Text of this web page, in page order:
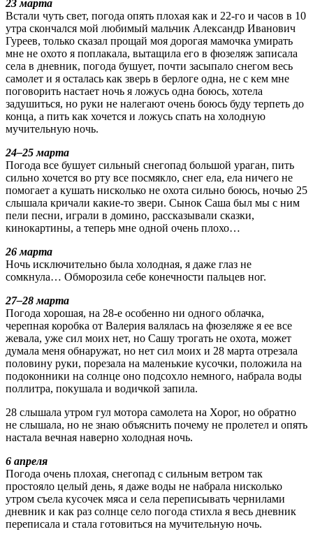
23 марта
Встали чуть свет, погода опять плохая как и 22-го и часов в 10
утра скончался мой любимый мальчик Александр Иванович
Гуреев, только сказал прощай моя дорогая мамочка умирать
мне не охото я поплакала, вытащила его в фюзеляж записала
села в дневник, погода бушует, почти засыпало снегом весь
самолет и я осталась как зверь в берлоге одна, не с кем мне
поговорить настает ночь я ложусь одна боюсь, хотела
задушиться, но руки не налегают очень боюсь буду терпеть до
конца, а пить как хочется и ложусь спать на холодную
мучительную ночь.
24–25 марта
Погода все бушует сильный снегопад большой ураган, пить
сильно хочется во рту все посмякло, снег ела, ела ничего не
помогает а кушать нисколько не охота сильно боюсь, ночью 25
слышала кричали какие-то звери. Сынок Саша был мы с ним
пели песни, играли в домино, рассказывали сказки,
кинокартины, а теперь мне одной очень плохо…
26 марта
Ночь исключительно была холодная, я даже глаз не
сомкнула… Обморозила себе конечности пальцев ног.
27–28 марта
Погода хорошая, на 28-е особенно ни одного облачка,
черепная коробка от Валерия валялась на фюзеляже я ее все
жевала, уже сил моих нет, но Сашу трогать не охота, может
думала меня обнаружат, но нет сил моих и 28 марта отрезала
половину руки, порезала на маленькие кусочки, положила на
подоконники на солнце оно подсохло немного, набрала воды
поллитра, покушала и водичкой запила.
28 слышала утром гул мотора самолета на Хорог, но обратно
не слышала, но не знаю объяснить почему не пролетел и опять
настала вечная наверно холодная ночь.
6 апреля
Погода очень плохая, снегопад с сильным ветром так
простояло целый день, я даже воды не набрала нисколько
утром съела кусочек мяса и села переписывать чернилами
дневник и как раз солнце село погода стихла я весь дневник
переписала и стала готовиться на мучительную ночь.